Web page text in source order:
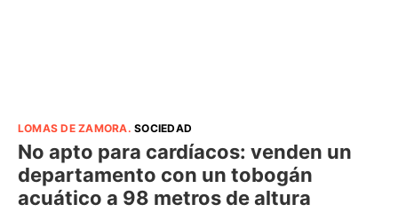
LOMAS DE ZAMORA.SOCIEDAD
No apto para cardíacos: venden un
departamento con un tobogán
acuático a 98 metros de altura